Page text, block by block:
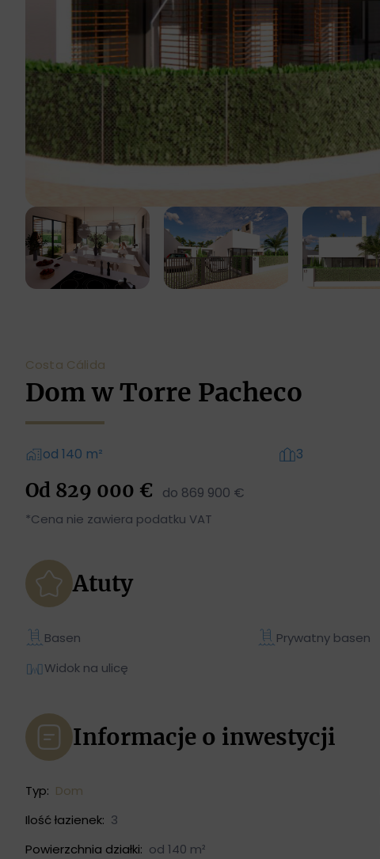
Costa Cálida
Dom w Torre Pacheco
od 140 m² 3
Od 829 000 € do 869 900 €
*Cena nie zawiera podatku VAT
Atuty
Basen Prywatny basen
Widok na ulicę
Informacje o inwestycji
Typ: Dom
Ilość łazienek: 3
Powierzchnia działki: od 140 m²